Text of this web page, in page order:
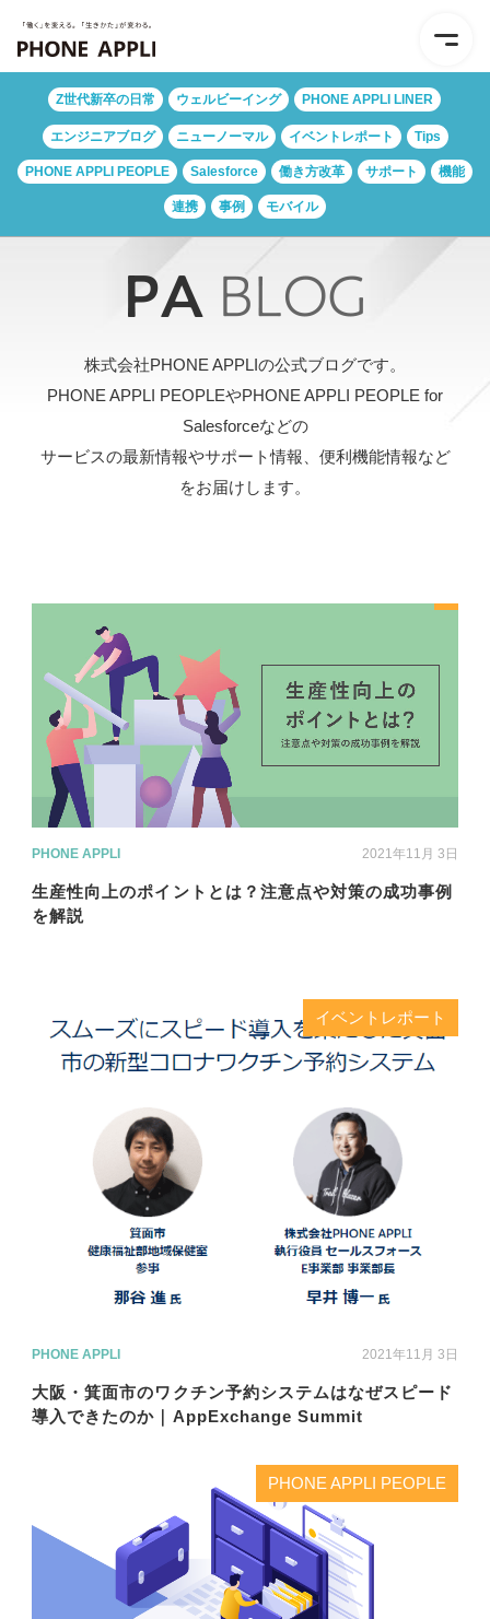
Z世代新卒の日常 ウェルビーイング PHONE APPLI LINER
エンジニアブログ ニューノーマル イベントレポート Tips
PHONE APPLI PEOPLE Salesforce 働き方改革 サポート 機能
連携 事例 モバイル
株式会社PHONE APPLIの公式ブログです。
PHONE APPLI PEOPLEやPHONE APPLI PEOPLE for
Salesforceなどの
サービスの最新情報やサポート情報、便利機能情報など
をお届けします。
PHONE APPLI 2021年11月 3日
生産性向上のポイントとは？注意点や対策の成功事例
を解説
イベントレポート
PHONE APPLI 2021年11月 3日
大阪・箕面市のワクチン予約システムはなぜスピード
導入できたのか｜AppExchange Summit
PHONE APPLI PEOPLE